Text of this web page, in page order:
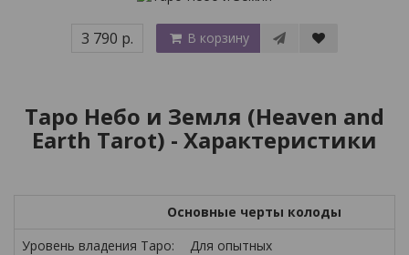
3 790 р. В корзину
Таро Небо и Земля (Heaven and
Earth Tarot) - Характеристики
Основные черты колоды
Уровень владения Таро:
Для опытных